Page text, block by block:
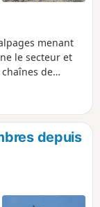
menant
le secteur et
de
depuis